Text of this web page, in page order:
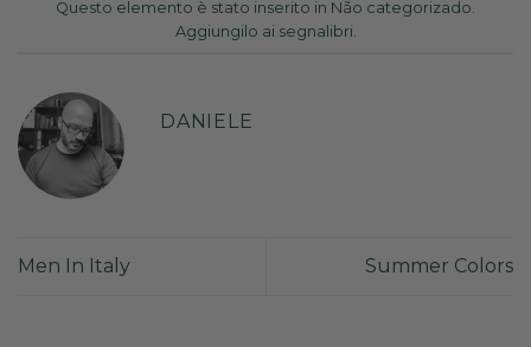
Questo elemento è stato inserito in Não categorizado
Aggiungilo ai segnalibri
DANIELE
Men In Italy Summer Colors